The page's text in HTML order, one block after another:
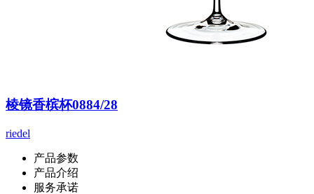
棱镜香槟杯0884/28
riedel
产品参数
产品介绍
服务承诺